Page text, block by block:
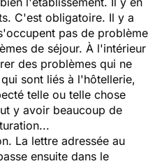
C'est obligatoire. Il y a
pas de problème
de séjour. À l'intérieur
des problèmes qui ne
sont liés à l'hôtellerie,
telle ou telle chose
y avoir beaucoup de
La lettre adressée au
ensuite dans le